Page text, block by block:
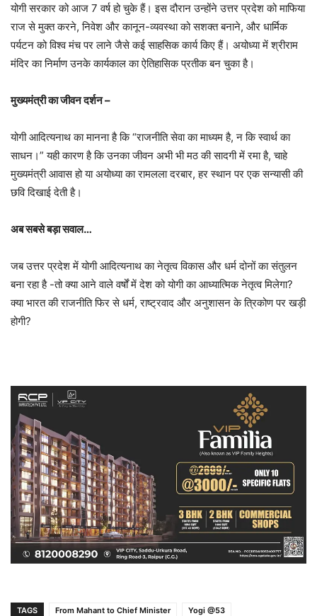
योगी सरकार को आज 7 वर्ष हो चुके हैं। इस दौरान उन्होंने उत्तर प्रदेश को माफिया
राज से मुक्त करने, निवेश और कानून-व्यवस्था को सशक्त बनाने, और धार्मिक
पर्यटन को विश्व मंच पर लाने जैसे कई साहसिक कार्य किए हैं। अयोध्या में श्रीराम
मंदिर का निर्माण उनके कार्यकाल का ऐतिहासिक प्रतीक बन चुका है।
मुख्यमंत्री का जीवन दर्शन –
योगी आदित्यनाथ का मानना है कि “राजनीति सेवा का माध्यम है, न कि स्वार्थ का
साधन।” यही कारण है कि उनका जीवन अभी भी मठ की सादगी में रमा है, चाहे
मुख्यमंत्री आवास हो या अयोध्या का रामलला दरबार, हर स्थान पर एक सन्यासी की
छवि दिखाई देती है।
अब सबसे बड़ा सवाल…
जब उत्तर प्रदेश में योगी आदित्यनाथ का नेतृत्व विकास और धर्म दोनों का संतुलन
बना रहा है -तो क्या आने वाले वर्षों में देश को योगी का आध्यात्मिक नेतृत्व मिलेगा?
क्या भारत की राजनीति फिर से धर्म, राष्ट्रवाद और अनुशासन के त्रिकोण पर खड़ी
होगी?
TAGS From Mahant to Chief Minister Yogi @53